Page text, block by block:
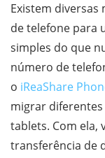
Existem
de telefone para
simples do que
número de
o iReaShare
migrar
tablets. Com ela,
transferência de